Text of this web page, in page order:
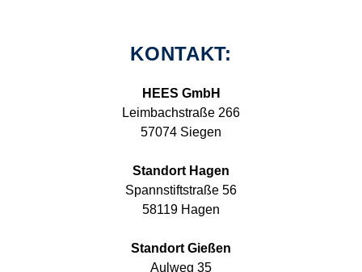
KONTAKT:
HEES GmbH
Leimbachstraße 266
57074 Siegen
Standort Hagen
Spannstiftstraße 56
58119 Hagen
Standort Gießen
Aulweg 35